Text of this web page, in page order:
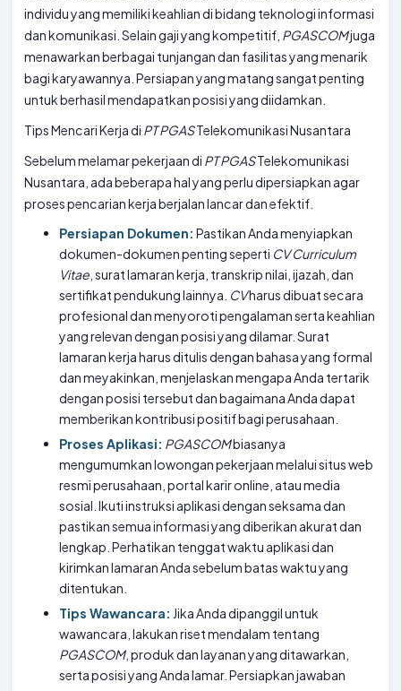
individu yang memiliki keahlian di bidang teknologi informasi
dan komunikasi. Selain gaji yang kompetitif, PGASCOMjuga
menawarkan berbagai tunjangan dan fasilitas yang menarik
bagi karyawannya. Persiapan yang matang sangat penting
untuk berhasil mendapatkan posisi yang diidamkan.
Tips Mencari Kerja di PTPGASTelekomunikasi Nusantara
Sebelum melamar pekerjaan di PTPGASTelekomunikasi
Nusantara, ada beberapa hal yang perlu dipersiapkan agar
proses pencarian kerja berjalan lancar dan efektif.
Persiapan Dokumen: Pastikan Anda menyiapkan
dokumen-dokumen penting seperti CVCurriculum
Vitae , surat lamaran kerja, transkrip nilai, ijazah, dan
sertifikat pendukung lainnya. CVharus dibuat secara
profesional dan menyoroti pengalaman serta keahlian
yang relevan dengan posisi yang dilamar. Surat
lamaran kerja harus ditulis dengan bahasa yang formal
dan meyakinkan, menjelaskan mengapa Anda tertarik
dengan posisi tersebut dan bagaimana Anda dapat
memberikan kontribusi positif bagi perusahaan.
Proses Aplikasi: PGASCOMbiasanya
mengumumkan lowongan pekerjaan melalui situs web
resmi perusahaan, portal karir online, atau media
sosial. Ikuti instruksi aplikasi dengan seksama dan
pastikan semua informasi yang diberikan akurat dan
lengkap. Perhatikan tenggat waktu aplikasi dan
kirimkan lamaran Anda sebelum batas waktu yang
ditentukan.
Tips Wawancara: Jika Anda dipanggil untuk
wawancara, lakukan riset mendalam tentang
PGASCOM, produk dan layanan yang ditawarkan,
serta posisi yang Anda lamar. Persiapkan jawaban